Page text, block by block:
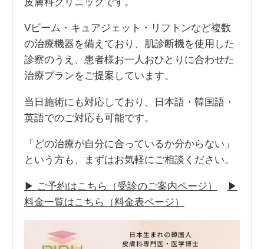
Vビーム・キュアジェット・リフトンなど複数
の治療機器を備えており、肌診断機を使用した
診察のうえ、患者様お一人おひとりに合わせた
治療プランをご提案しています。
当日施術にも対応しており、日本語・韓国語・
英語でのご対応も可能です。
「どの治療が自分に合っているか分からない」
という方も、まずはお気軽にご相談ください。
▶ ご予約はこちら（受診のご案内ページ）
▶
料金一覧はこちら（料金表ページ）